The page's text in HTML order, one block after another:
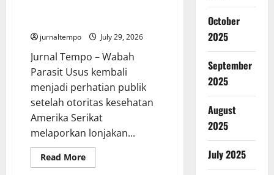
jurnaltempo July 29, 2026
Jurnal Tempo – Wabah
Parasit Usus kembali
menjadi perhatian publik
setelah otoritas kesehatan
Amerika Serikat
melaporkan lonjakan...
Read MoreRead
more
October
2025
September
2025
August
2025
July 2025